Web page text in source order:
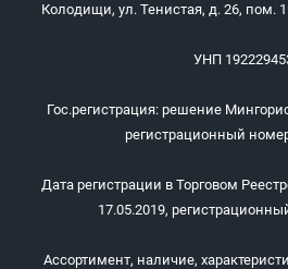
Колодищи, ул. Тенистая, д. 26, пом.
УНП
Гос.регистрация: решение
регистрационный
Дата регистрации в Торговом
17.05.2019,
Ассортимент, наличие,